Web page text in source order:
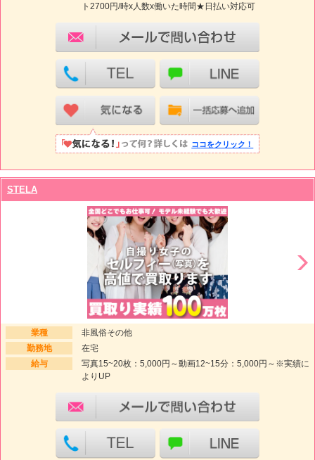
ト2700円/時x人数x働いた時間★日払い対応可
ココをクリック！
STELA
業種
非風俗その他
勤務地
在宅
給与
写真15~20枚：5,000円～動画12~15分：5,000円～※実績に
よりUP